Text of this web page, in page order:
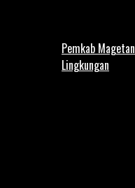
Pemkab
Lingkungan